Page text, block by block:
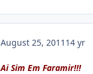
August 25, 2011 14 yr
Ai Sim Em Faramir!!!